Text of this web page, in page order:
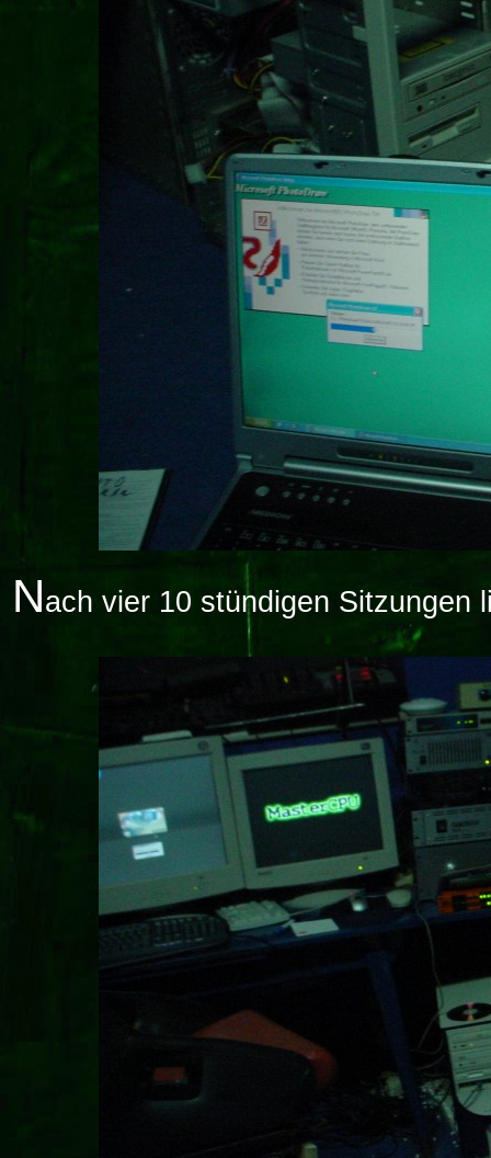
Nach vier 10 stündigen Sitzungen